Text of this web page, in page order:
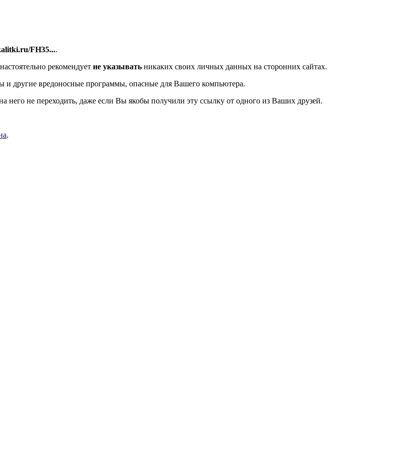
FH35....
рекомендует не указывать никаких своих личных данных на сторонних сайтах.
и другие вредоносные программы, опасные для Вашего компьютера.
него не переходить, даже если Вы якобы получили эту ссылку от одного из Ваших друзей.
.